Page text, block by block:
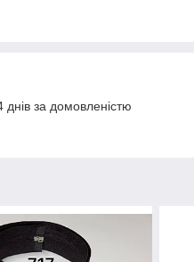
за домовленістю